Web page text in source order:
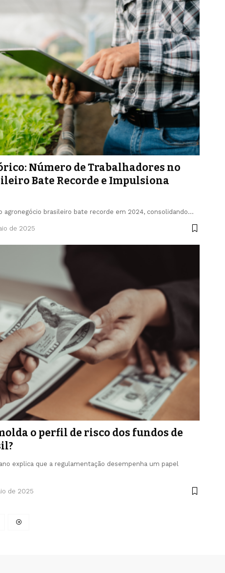
Número de Trabalhadores no
Bate Recorde e Impulsiona
agronegócio brasileiro bate recorde em 2024, consolidando…
de 2025
o perfil de risco dos fundos de
explica que a regulamentação desempenha um papel
de 2025